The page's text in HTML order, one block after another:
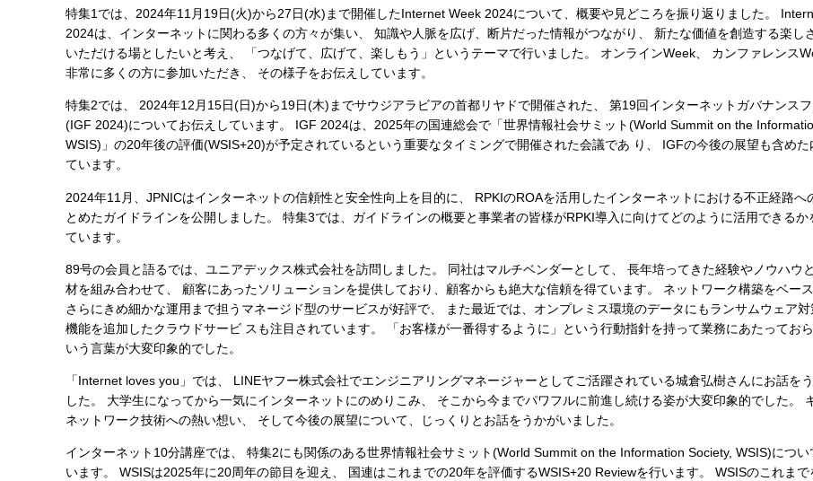
特集1では、2024年11月19日(火)から27日(水)まで開催したInternet Week 2024について、概要や見どころを振り返りました。
2024は、インターネットに関わる多くの方々が集い、 知識や人脈を広げ、断片だった情報がつながり、 新たな価値を創造する楽し
いただける場としたいと考え、 「つなげて、広げて、楽しもう」というテーマで行いました。 オンラインWeek、 カンファレンス
非常に多くの方に参加いただき、 その様子をお伝えしています。
特集2では、 2024年12月15日(日)から19日(木)までサウジアラビアの首都リヤドで開催された、 第19回インターネットガバナンス
(IGF 2024)についてお伝えしています。 IGF 2024は、2025年の国連総会で「世界情報社会サミット(World Summit on the
WSIS)」の20年後の評価(WSIS+20)が予定されているという重要なタイミングで開催された会議であ り、 IGFの今後の展望も含めた
ています。
2024年11月、JPNICはインターネットの信頼性と安全性向上を目的に、 RPKIのROAを活用したインターネットにおける不正経路へ
とめたガイドラインを公開しました。 特集3では、ガイドラインの概要と事業者の皆様がRPKI導入に向けてどのように活用できるか
ています。
89号の会員と語るでは、ユニアデックス株式会社を訪問しました。 同社はマルチベンダーとして、 長年培ってきた経験やノウハウ
材を組み合わせて、 顧客にあったソリューションを提供しており、顧客からも絶大な信頼を得ています。 ネットワーク構築をベース
さらにきめ細かな運用まで担うマネージド型のサービスが好評で、 また最近では、オンプレミス環境のデータにもランサムウェア
機能を追加したクラウドサービ スも注目されています。 「お客様が一番得するように」という行動指針を持って業務にあたってお
いう言葉が大変印象的でした。
「Internet loves you」では、 LINEヤフー株式会社でエンジニアリングマネージャーとしてご活躍されている城倉弘樹さんにお話を
した。 大学生になってから一気にインターネットにのめりこみ、 そこから今までパワフルに前進し続ける姿が大変印象的でした。
ネットワーク技術への熱い想い、 そして今後の展望について、じっくりとお話をうかがいました。
インターネット10分講座では、 特集2にも関係のある世界情報社会サミット(World Summit on the Information Society, WSIS)につい
います。 WSISは2025年に20周年の節目を迎え、 国連はこれまでの20年を評価するWSIS+20 Reviewを行います。 WSISのこれまで